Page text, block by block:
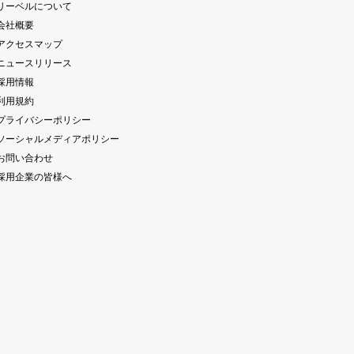
ーベルについて
社概要
クセスマップ
ュースリリース
用情報
用規約
ライバシーポリシー
ーシャルメディアポリシー
問い合わせ
用企業の皆様へ